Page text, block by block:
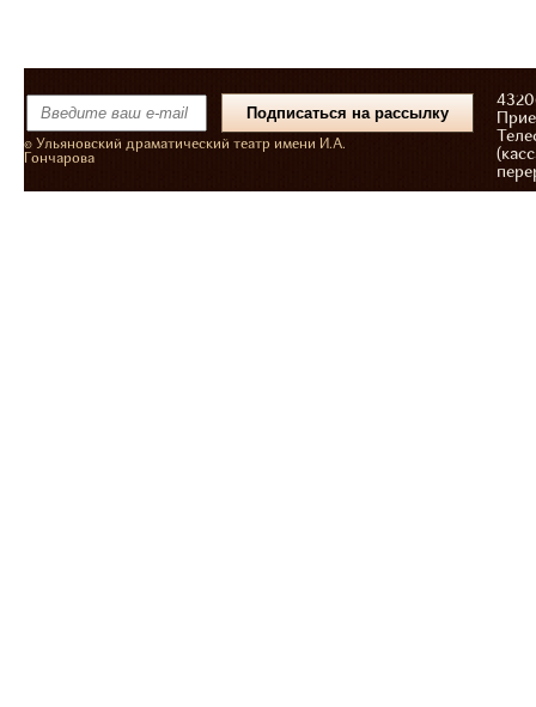
© Ульяновский драматический театр имени И.А.
Гончарова